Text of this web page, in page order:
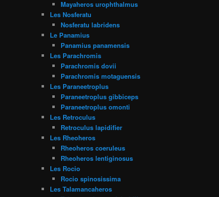
Mayaheros urophthalmus
Les Nosferatu
Nosferatu labridens
Le Panamius
Panamius panamensis
Les Parachromis
Parachromis dovii
Parachromis motaguensis
Les Paraneetroplus
Paraneetroplus gibbiceps
Paraneetroplus omonti
Les Retroculus
Retroculus lapidifier
Les Rheoheros
Rheoheros coeruleus
Rheoheros lentiginosus
Les Rocio
Rocio spinosissima
Les Talamancaheros